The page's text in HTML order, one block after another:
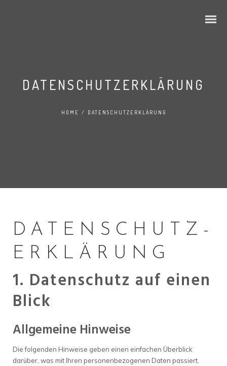
DATENSCHUTZERKLÄRUNG
HOME / DATENSCHUTZERKLÄRUNG
DATENSCHUTZ­
ERKLÄRUNG
1. Datenschutz auf einen
Blick
Allgemeine Hinweise
Die folgenden Hinweise geben einen einfachen Überblick
darüber, was mit Ihren personenbezogenen Daten passiert,